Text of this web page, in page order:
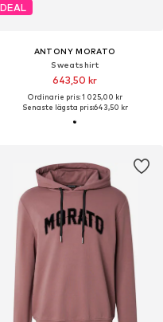
DEAL
ANTONY MORATO
Sweatshirt
643,50 kr
Ordinarie pris: 1 025,00 kr
Senaste lägsta pris:643,50 kr